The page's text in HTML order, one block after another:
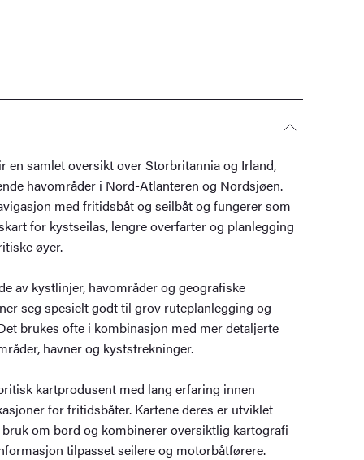
en samlet oversikt over Storbritannia og Irland,
havområder i Nord-Atlanteren og Nordsjøen.
med fritidsbåt og seilbåt og fungerer som
for kystseilas, lengre overfarter og planlegging
øyer.
av kystlinjer, havområder og geografiske
seg spesielt godt til grov ruteplanlegging og
brukes ofte i kombinasjon med mer detaljerte
havner og kyststrekninger.
kartprodusent med lang erfaring innen
for fritidsbåter. Kartene deres er utviklet
om bord og kombinerer oversiktlig kartografi
tilpasset seilere og motorbåtførere.